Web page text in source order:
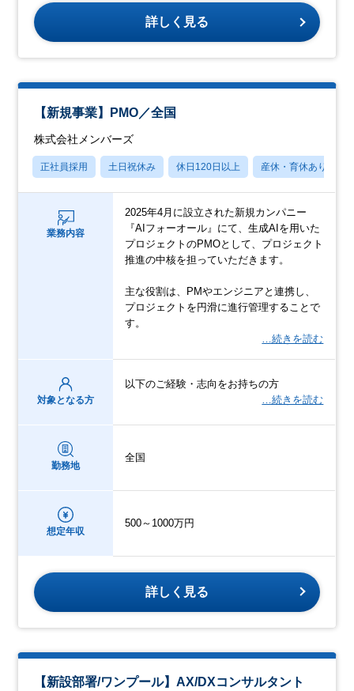
詳しく見る
【新規事業】PMO／全国
株式会社メンバーズ
正社員採用 土日祝休み 休日120日以上 産休・育休あり
業務内容
2025年4月に設立された新規カンパニー
『AIフォーオール』にて、生成AIを用いた
プロジェクトのPMOとして、プロジェクト
推進の中核を担っていただきます。
主な役割は、PMやエンジニアと連携し、
プロジェクトを円滑に進行管理することで
す。
…続きを読む
対象となる方
以下のご経験・志向をお持ちの方
…続きを読む
勤務地
全国
想定年収
500～1000万円
詳しく見る
【新設部署/ワンプール】AX/DXコンサルタント